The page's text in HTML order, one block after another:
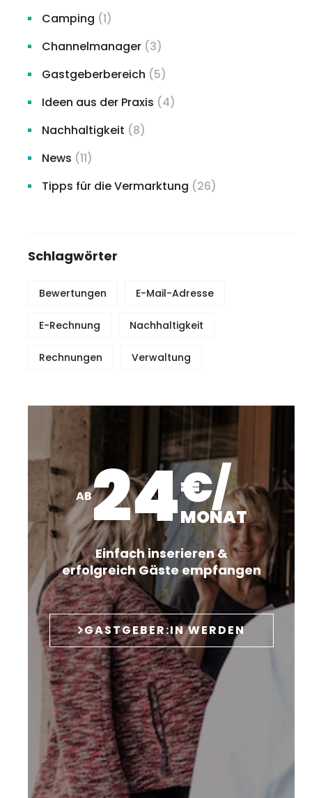
Camping (1)
Channelmanager (3)
Gastgeberbereich (5)
Ideen aus der Praxis (4)
Nachhaltigkeit (8)
News (11)
Tipps für die Vermarktung (26)
Schlagwörter
Bewertungen E-Mail-Adresse
E-Rechnung Nachhaltigkeit
Rechnungen Verwaltung
AB24€/
MONAT
Einfach inserieren &
erfolgreich Gäste empfangen
GASTGEBER:IN WERDEN